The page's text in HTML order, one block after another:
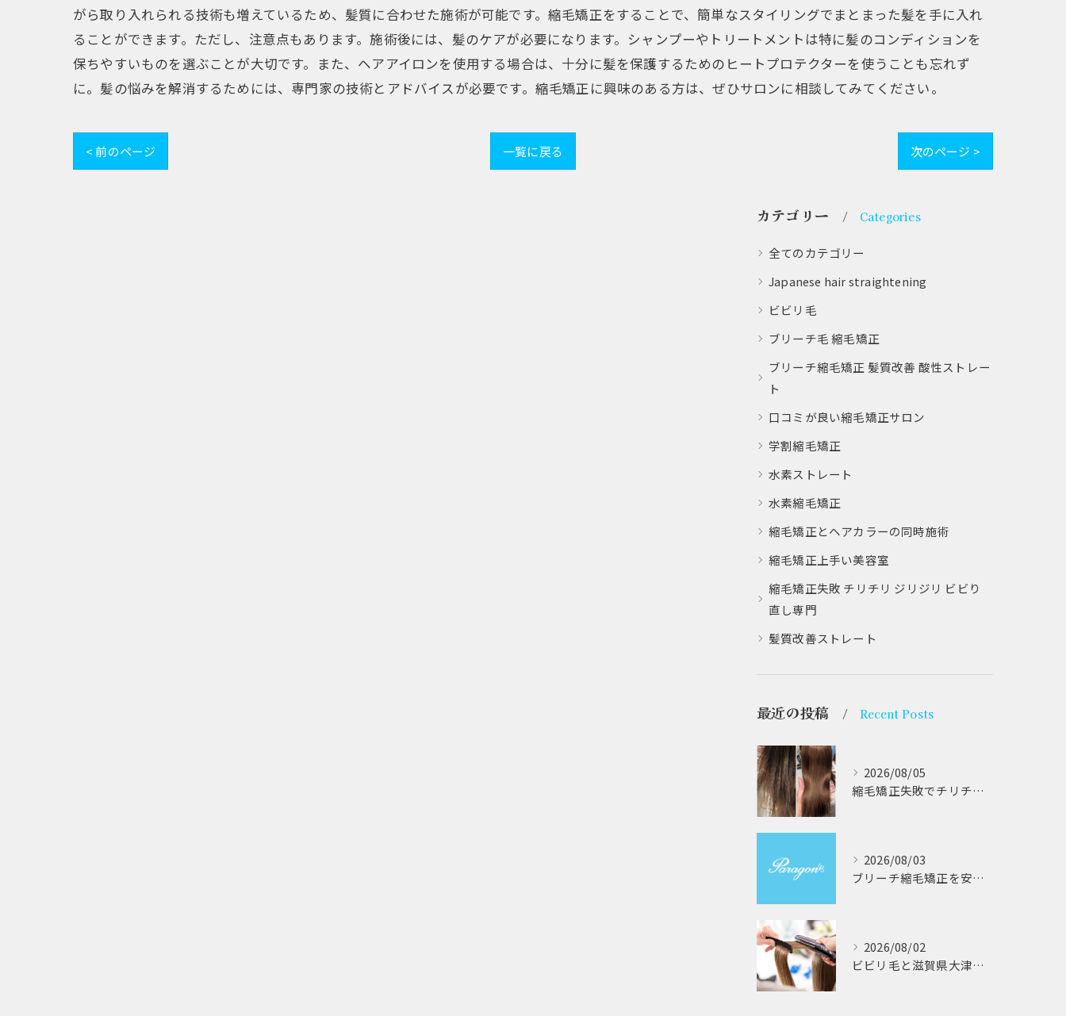
がら取り入れられる技術も増えているため、髪質に合わせた施術が可能です。縮毛矯正をすることで、簡単なスタイリングでまとまった髪を手に入れ
ることができます。ただし、注意点もあります。施術後には、髪のケアが必要になります。シャンプーやトリートメントは特に髪のコンディションを
保ちやすいものを選ぶことが大切です。また、ヘアアイロンを使用する場合は、十分に髪を保護するためのヒートプロテクターを使うことも忘れず
に。髪の悩みを解消するためには、専門家の技術とアドバイスが必要です。縮毛矯正に興味のある方は、ぜひサロンに相談してみてください。
< 前のページ 一覧に戻る 次のページ >
カテゴリー Categories
全てのカテゴリー
Japanese hair straightening
ビビリ毛
ブリーチ毛 縮毛矯正
ブリーチ縮毛矯正 髪質改善 酸性ストレー
ト
口コミが良い縮毛矯正サロン
学割縮毛矯正
水素ストレート
水素縮毛矯正
縮毛矯正とヘアカラーの同時施術
縮毛矯正上手い美容室
縮毛矯正失敗 チリチリ ジリジリ ビビり
直し専門
髪質改善ストレート
最近の投稿 Recent Posts
2026/08/05
縮毛矯正失敗でチリチリジリジリの髪をビビり直し専門が丁寧に修復する方法解説
2026/08/03
ブリーチ縮毛矯正を安全に受けるための大阪府対応サロン選びと髪質改善のポイント
2026/08/02
ビビリ毛と滋賀県大津市での他店縮毛矯正失敗をパラゴンヘアーが修復する徹底ガイド